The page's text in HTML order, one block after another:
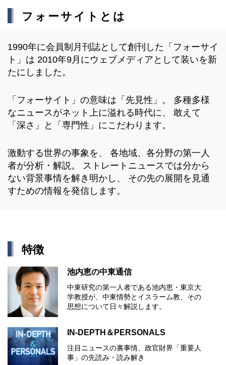
フォーサイトとは
1990年に会員制月刊誌として創刊した「フォーサイ
ト」は 2010年9月にウェブメディアとして装いを新
たにしました。
「フォーサイト」の意味は「先見性」。 多種多様
なニュースがネット上に溢れる時代に、 敢えて
「深さ」と「専門性」にこだわります。
激動する世界の事象を、 各地域、各分野の第一人
者が分析・解説。 ストレートニュースでは分から
ない背景事情を解き明かし、 その先の展開を見通
すための情報を発信します。
特徴
池内恵の中東通信
中東研究の第⼀⼈者である池内恵・東京⼤
学教授が、中東情勢とイスラーム教、その
思想について⽇々解説します。
IN-DEPTH＆PERSONALS
注目ニュースの裏事情、政官財界「重要人
事」の先読み・読み解き